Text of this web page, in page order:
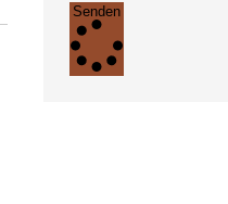
Senden